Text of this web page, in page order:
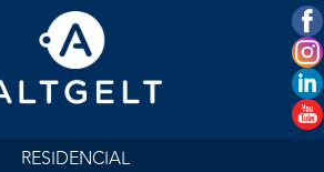
RESIDENCIAL